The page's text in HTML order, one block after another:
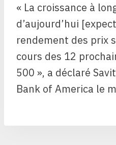
« La croissance à
d’aujourd’hui
rendement des prix
cours des 12
500 », a déclaré
Bank of America le